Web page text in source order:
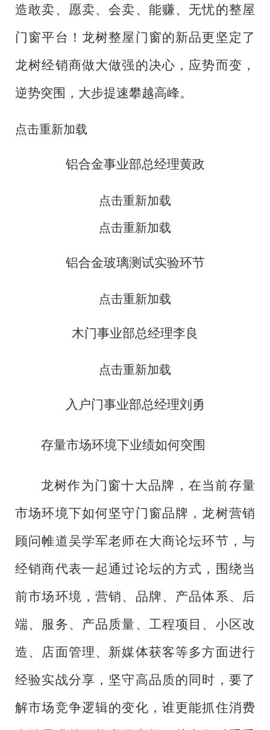
造敢卖、愿卖、会卖、能赚、无忧的整屋
门窗平台！龙树整屋门窗的新品更坚定了
龙树经销商做大做强的决心，应势而变，
逆势突围，大步提速攀越高峰。
点击重新加载
铝合金事业部总经理黄政
点击重新加载
点击重新加载
铝合金玻璃测试实验环节
点击重新加载
木门事业部总经理李良
点击重新加载
入户门事业部总经理刘勇
存量市场环境下业绩如何突围
龙树作为门窗十大品牌，在当前存量
市场环境下如何坚守门窗品牌，龙树营销
顾问帷道吴学军老师在大商论坛环节，与
经销商代表一起通过论坛的方式，围绕当
前市场环境，营销、品牌、产品体系、后
端、服务、产品质量、工程项目、小区改
造、店面管理、新媒体获客等多方面进行
经验实战分享，坚守高品质的同时，要了
解市场竞争逻辑的变化，谁更能抓住消费